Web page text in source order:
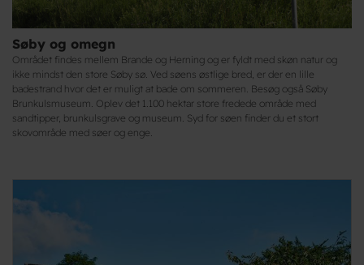
Søby og omegn
Området findes mellem Brande og Herning og er fyldt med skøn natur og
ikke mindst den store Søby sø. Ved søens østlige bred, er der en lille
badestrand hvor det er muligt at bade om sommeren. Besøg også Søby
Brunkulsmuseum. Oplev det 1.100 hektar store fredede område med
sandtipper, brunkulsgrave og museum. Syd for søen finder du et stort
skovområde med søer og enge.